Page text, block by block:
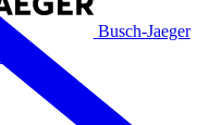
Busch-Jaeger